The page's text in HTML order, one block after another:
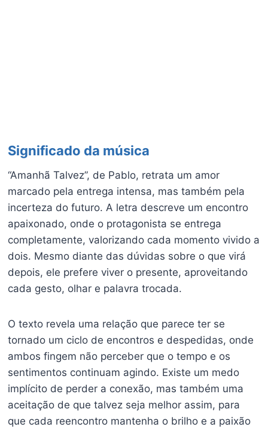
Significado da música
“Amanhã Talvez”, de Pablo, retrata um amor
marcado pela entrega intensa, mas também pela
incerteza do futuro. A letra descreve um encontro
apaixonado, onde o protagonista se entrega
completamente, valorizando cada momento vivido a
dois. Mesmo diante das dúvidas sobre o que virá
depois, ele prefere viver o presente, aproveitando
cada gesto, olhar e palavra trocada.
O texto revela uma relação que parece ter se
tornado um ciclo de encontros e despedidas, onde
ambos fingem não perceber que o tempo e os
sentimentos continuam agindo. Existe um medo
implícito de perder a conexão, mas também uma
aceitação de que talvez seja melhor assim, para
que cada reencontro mantenha o brilho e a paixão